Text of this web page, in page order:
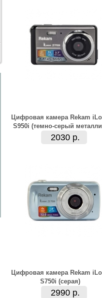
Цифровая камера Rekam
S950i (темно-серый
2030 р.
Цифровая камера Rekam
S750i (серая)
2990 р.